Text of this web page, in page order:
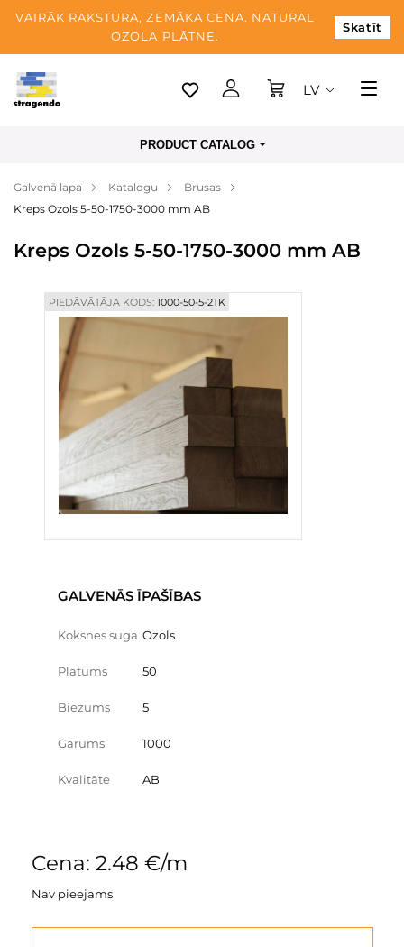
VAIRĀK RAKSTURA, ZEMĀKA CENA. NATURAL
OZOLA PLĀTNE.
Skatīt
Tallina
Apmaksa
Blogs
Kontaktinformācija
LV
PRODUCT CATALOG
Galvenā lapa Katalogu
Brusas
Kreps Ozols 5-50-1750-3000 mm AB
Kreps Ozols 5-50-1750-3000 mm AB
PIEDĀVĀTĀJA KODS:1000-50-5-2TK
GALVENĀS ĪPAŠĪBAS
Koksnes suga Ozols
Platums 50
Biezums 5
Garums 1000
Kvalitāte AB
Cena: 2.48 €/m
Nav pieejams